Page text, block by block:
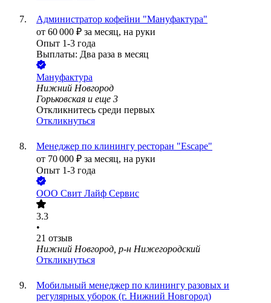
Администратор кофейни "Мануфактура"
от 60 000 ₽ за месяц, на руки
Опыт 1-3 года
Выплаты: Два раза в месяц
Мануфактура
Нижний Новгород
Горьковская и еще 3
Откликнитесь среди первых
Откликнуться
Менеджер по клинингу ресторан "Escape"
от 70 000 ₽ за месяц, на руки
Опыт 1-3 года
ООО Свит Лайф Сервис
3.3
•
21 отзыв
Нижний Новгород, р-н Нижегородский
Откликнуться
Мобильный менеджер по клинингу разовых и
регулярных уборок (г. Нижний Новгород)